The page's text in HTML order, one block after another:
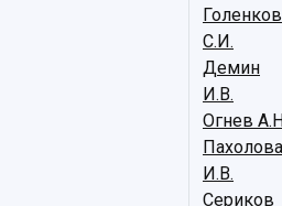
Голенков
С.И.
Демин
И.В.
Огнев
Пахолова
И.В.
Сериков